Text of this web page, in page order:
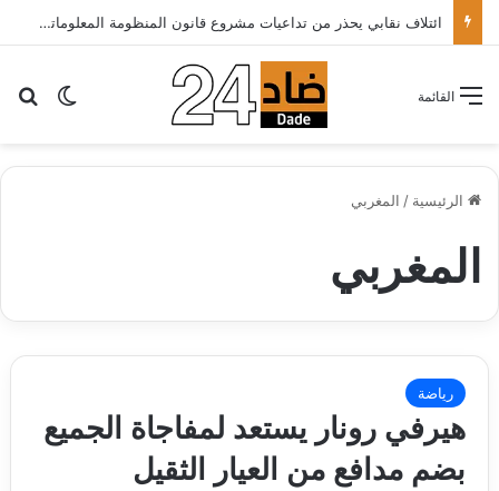
الأطباء الخواص يدعون أخنوش لتطبيق شعار الدولة الاجتماعية بتقليص كلفة العلاج على المرضى…
الوضع القائمة
الرئيسية / المغربي
المغربي
رياضة
هيرفي رونار يستعد لمفاجاة الجميع
بضم مدافع من العيار الثقيل